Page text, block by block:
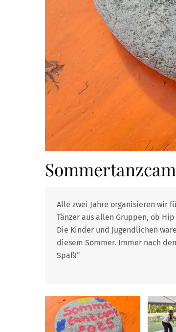
Alle zwei Jahre organisieren wir
Tänzer aus allen Gruppen, ob
Die Kinder und Jugendlichen
diesem Sommer. Immer nach
Spaß!“